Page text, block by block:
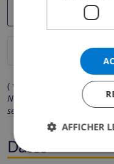
( * Les champs avec un
Nous respectons votre vie
seront pas communiquées
Dates
AFFICHER